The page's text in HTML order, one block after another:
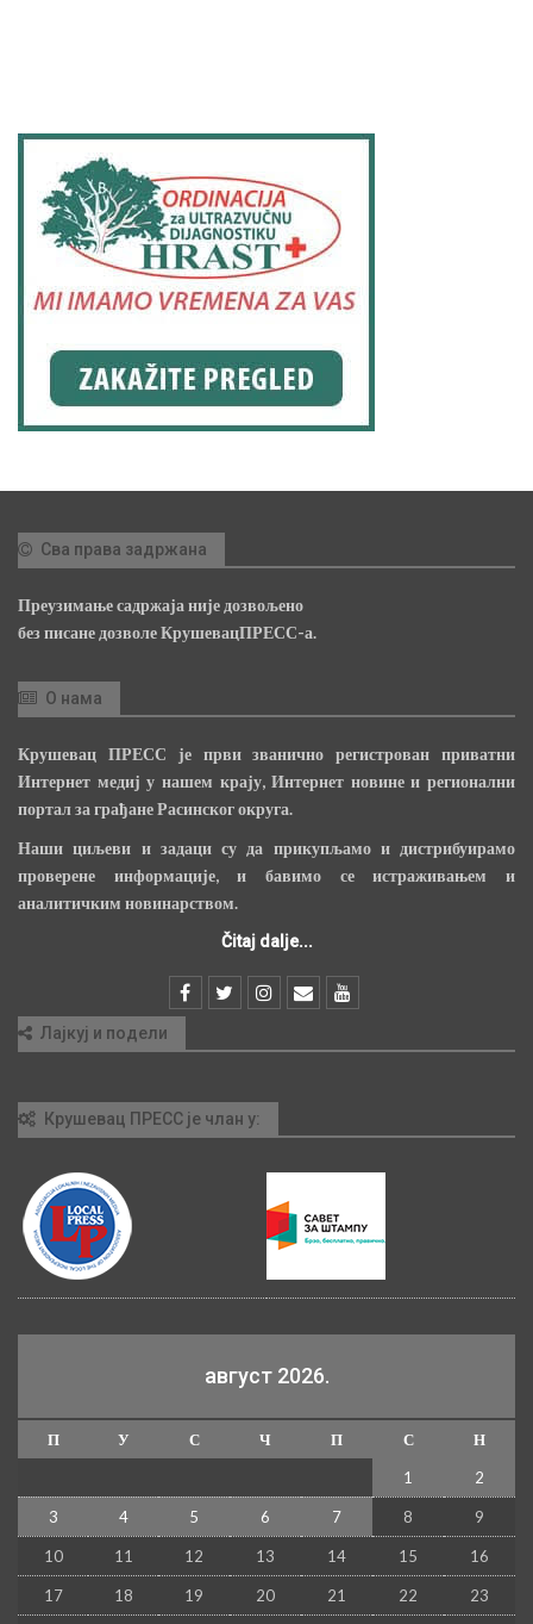
Сва права задржана
Преузимање садржаја није дозвољено
без писане дозволе КрушевацПРЕСС-а.
О нама
Крушевац ПРЕСС је први званично регистрован приватни
Интернет медиј у нашем крају, Интернет новине и регионални
портал за грађане Расинског округа.
Наши циљеви и задаци су да прикупљамо и дистрибуирамо
проверене информације, и бавимо се истраживањем и
аналитичким новинарством.
Čitaj dalje...
Лајкуј и подели
Крушевац ПРЕСС је члан у:
август 2026.
П У С Ч П С
Н
1
2
3 4 5 6 7 8 9
10 11 12 13 14 15 16
17 18 19 20 21 22 23